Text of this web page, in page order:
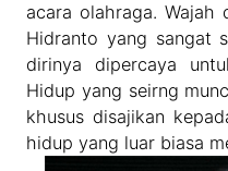
acara olahraga.
Hidranto yang sangat
dirinya dipercaya
Hidup yang seirng
khusus disajikan
hidup yang luar biasa